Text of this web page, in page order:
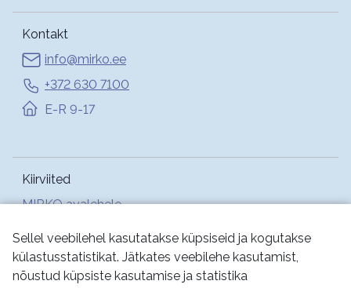
Sellel veebilehel kasutatakse küpsiseid ja kogutakse
külastusstatistikat. Jätkates veebilehe kasutamist,
nõustud küpsiste kasutamise ja statistika
Kontakt
info@mirko.ee
+372 630 7100
E-R 9-17
Kiirviited
MIRKO avalehele
Abi